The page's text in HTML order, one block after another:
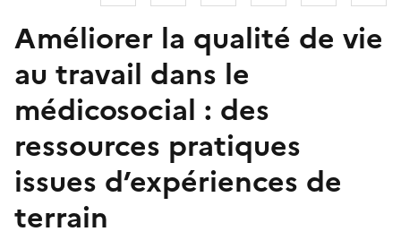
Améliorer la qualité de vie
au travail dans le
médicosocial : des
ressources pratiques
issues d’expériences de
terrain